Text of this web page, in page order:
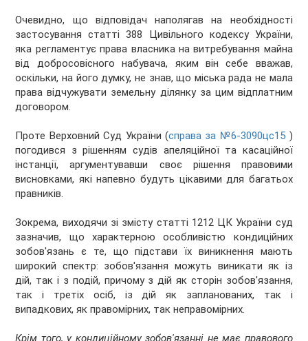
Очевидно, що відповідач наполягав на необхідності
застосування статті 388 Цивільного кодексу України,
яка регламентує права власника на витребування майна
від добросовісного набувача, яким він себе вважав,
оскільки, на його думку, не знав, що міська рада не мала
права відчужувати земельну ділянку за цим відплатним
договором.
Проте Верховний Суд України (справа за №6-3090цс15 )
погодився з рішенням судів апеляційної та касаційної
інстанції, аргументувавши своє рішення правовими
висновками, які напевно будуть цікавими для багатьох
правників.
Зокрема, виходячи зі змісту статті 1212 ЦК України суд
зазначив, що характерною особливістю кондиційних
зобов'язань є те, що підстави їх виникнення мають
широкий спектр: зобов'язання можуть виникати як із
дій, так і з подій, причому з дій як сторін зобов'язання,
так і третіх осіб, із дій як запланованих, так і
випадкових, як правомірних, так неправомірних.
Крім того, у кондиційному зобов'язанні не має правового